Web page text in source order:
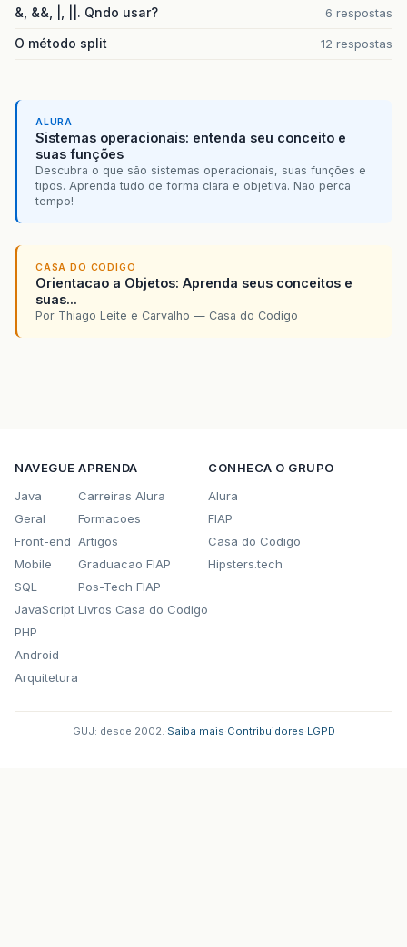
&, &&, |, ||. Qndo usar? 6 respostas
O método split 12 respostas
ALURA
Sistemas operacionais: entenda seu conceito e
suas funções
Descubra o que são sistemas operacionais, suas funções e
tipos. Aprenda tudo de forma clara e objetiva. Não perca
tempo!
CASA DO CODIGO
Orientacao a Objetos: Aprenda seus conceitos e
suas...
Por Thiago Leite e Carvalho — Casa do Codigo
NAVEGUE
Java
Geral
Front-end
Mobile
SQL
JavaScript
PHP
Android
Arquitetura
APRENDA
Carreiras Alura
Formacoes
Artigos
Graduacao FIAP
Pos-Tech FIAP
Livros Casa do Codigo
CONHECA O GRUPO
Alura
FIAP
Casa do Codigo
Hipsters.tech
GUJ: desde 2002. Saiba mais Contribuidores LGPD